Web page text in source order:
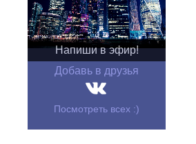
Напиши в эфир!
Добавь в друзья
Посмотреть всех :)